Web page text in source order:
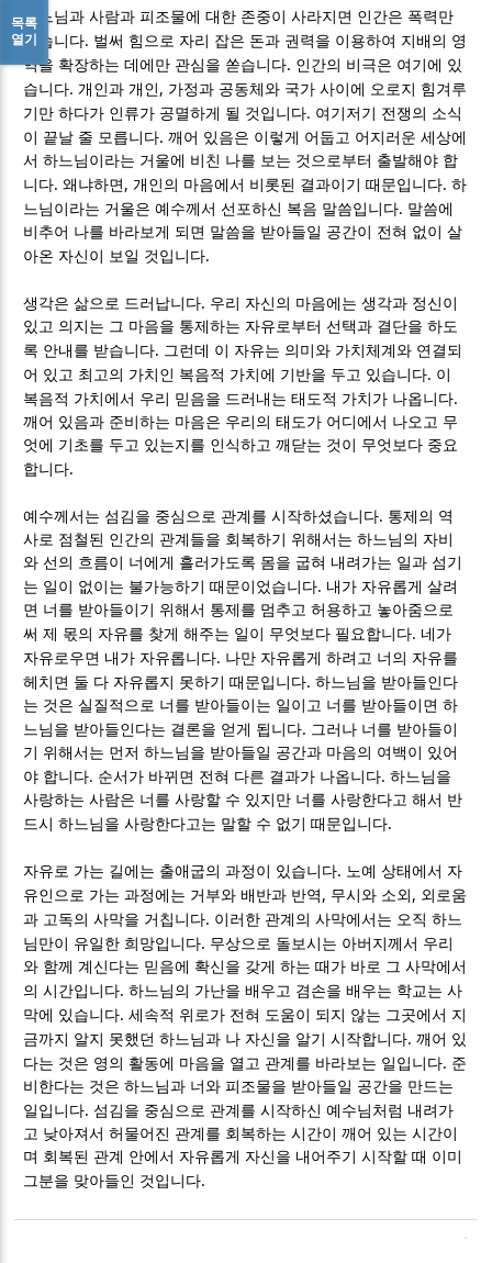
하느님과 사람과 피조물에 대한 존중이 사라지면 인간은 폭력만
남습니다. 벌써 힘으로 자리 잡은 돈과 권력을 이용하여 지배의 영
역을 확장하는 데에만 관심을 쏟습니다. 인간의 비극은 여기에 있
습니다.개인과 개인 , 가정과 공동체와 국가 사이에 오로지 힘겨루
기만 하다가 인류가 공멸하게 될 것입니다. 여기저기 전쟁의 소식
이 끝날 줄 모릅니다.깨어 있음은 이렇게 어둡고 어지러운 세상에
서 하느님이라는 거울에 비친 나를 보는 것으로부터 출발해야 합
니다.왜냐하면 ,개인의 마음에서 비롯된 결과이기 때문입니다.하
느님이라는 거울은 예수께서 선포하신 복음 말씀입니다. 말씀에
비추어 나를 바라보게 되면 말씀을 받아들일 공간이 전혀 없이 살
아온 자신이 보일 것입니다.
생각은 삶으로 드러납니다. 우리 자신의 마음에는 생각과 정신이
있고 의지는 그 마음을 통제하는 자유로부터 선택과 결단을 하도
록 안내를 받습니다. 그런데 이 자유는 의미와 가치체계와 연결되
어 있고 최고의 가치인 복음적 가치에 기반을 두고 있습니다. 이
복음적 가치에서 우리 믿음을 드러내는 태도적 가치가 나옵니다.
깨어 있음과 준비하는 마음은 우리의 태도가 어디에서 나오고 무
엇에 기초를 두고 있는지를 인식하고 깨닫는 것이 무엇보다 중요
합니다.
예수께서는 섬김을 중심으로 관계를 시작하셨습니다. 통제의 역
사로 점철된 인간의 관계들을 회복하기 위해서는 하느님의 자비
와 선의 흐름이 너에게 흘러가도록 몸을 굽혀 내려가는 일과 섬기
는 일이 없이는 불가능하기 때문이었습니다. 내가 자유롭게 살려
면 너를 받아들이기 위해서 통제를 멈추고 허용하고 놓아줌으로
써 제 몫의 자유를 찾게 해주는 일이 무엇보다 필요합니다. 네가
자유로우면 내가 자유롭니다. 나만 자유롭게 하려고 너의 자유를
헤치면 둘 다 자유롭지 못하기 때문입니다.하느님을 받아들인다
는 것은 실질적으로 너를 받아들이는 일이고 너를 받아들이면 하
느님을 받아들인다는 결론을 얻게 됩니다. 그러나 너를 받아들이
기 위해서는 먼저 하느님을 받아들일 공간과 마음의 여백이 있어
야 합니다. 순서가 바뀌면 전혀 다른 결과가 나옵니다.하느님을
사랑하는 사람은 너를 사랑할 수 있지만 너를 사랑한다고 해서 반
드시 하느님을 사랑한다고는 말할 수 없기 때문입니다.
자유로 가는 길에는 출애굽의 과정이 있습니다. 노예 상태에서 자
유인으로 가는 과정에는 거부와 배반과 반역 , 무시와 소외 , 외로움
과 고독의 사막을 거칩니다. 이러한 관계의 사막에서는 오직 하느
님만이 유일한 희망입니다. 무상으로 돌보시는 아버지께서 우리
와 함께 계신다는 믿음에 확신을 갖게 하는 때가 바로 그 사막에서
의 시간입니다.하느님의 가난을 배우고 겸손을 배우는 학교는 사
막에 있습니다.세속적 위로가 전혀 도움이 되지 않는 그곳에서 지
금까지 알지 못했던 하느님과 나 자신을 알기 시작합니다.깨어 있
다는 것은 영의 활동에 마음을 열고 관계를 바라보는 일입니다. 준
비한다는 것은 하느님과 너와 피조물을 받아들일 공간을 만드는
일입니다. 섬김을 중심으로 관계를 시작하신 예수님처럼 내려가
고 낮아져서 허물어진 관계를 회복하는 시간이 깨어 있는 시간이
며 회복된 관계 안에서 자유롭게 자신을 내어주기 시작할 때 이미
그분을 맞아들인 것입니다.
목록
열기